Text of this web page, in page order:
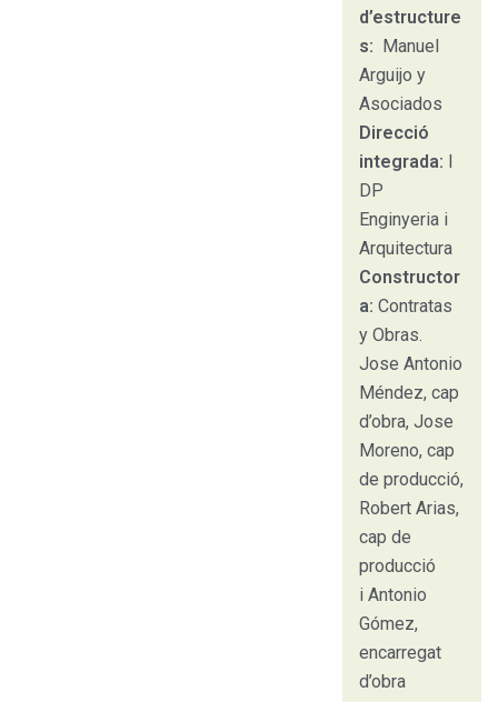
d’estructure
s: Manuel
Arguijo y
Asociados
Direcció
integrada: I
DP
Enginyeria i
Arquitectura
Constructor
a: Contratas
y Obras.
Jose Antonio
Méndez, cap
d’obra, Jose
Moreno, cap
de producció,
Robert Arias,
cap de
producció
i Antonio
Gómez,
encarregat
d’obra